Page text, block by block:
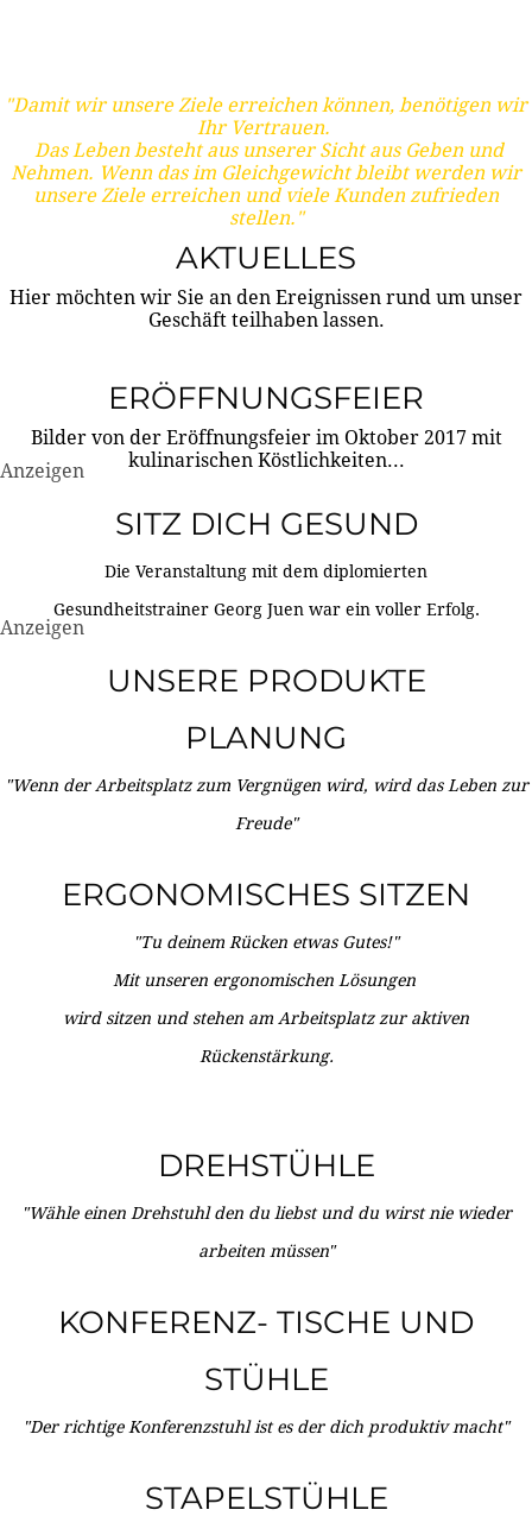
"Damit wir unsere Ziele erreichen können, benötigen wir
Ihr Vertrauen.
Das Leben besteht aus unserer Sicht aus Geben und
Nehmen. Wenn das im Gleichgewicht bleibt werden wir
unsere Ziele erreichen und viele Kunden zufrieden
stellen."
AKTUELLES
Hier möchten wir Sie an den Ereignissen rund um unser
Geschäft teilhaben lassen.
ERÖFFNUNGSFEIER
Bilder von der Eröffnungsfeier im Oktober 2017 mit
kulinarischen Köstlichkeiten...
Anzeigen
SITZ DICH GESUND
Die Veranstaltung mit dem diplomierten
Gesundheitstrainer Georg Juen war ein voller Erfolg.
Anzeigen
UNSERE PRODUKTE
PLANUNG
"Wenn der Arbeitsplatz zum Vergnügen wird, wird das Leben zur
Freude"
ERGONOMISCHES SITZEN
"Tu deinem Rücken etwas Gutes!"
Mit unseren ergonomischen Lösungen
wird sitzen und stehen am Arbeitsplatz zur aktiven
Rückenstärkung.
DREHSTÜHLE
"Wähle einen Drehstuhl den du liebst und du wirst nie wieder
arbeiten müssen"
KONFERENZ- TISCHE UND
STÜHLE
"Der richtige Konferenzstuhl ist es der dich produktiv macht"
STAPELSTÜHLE